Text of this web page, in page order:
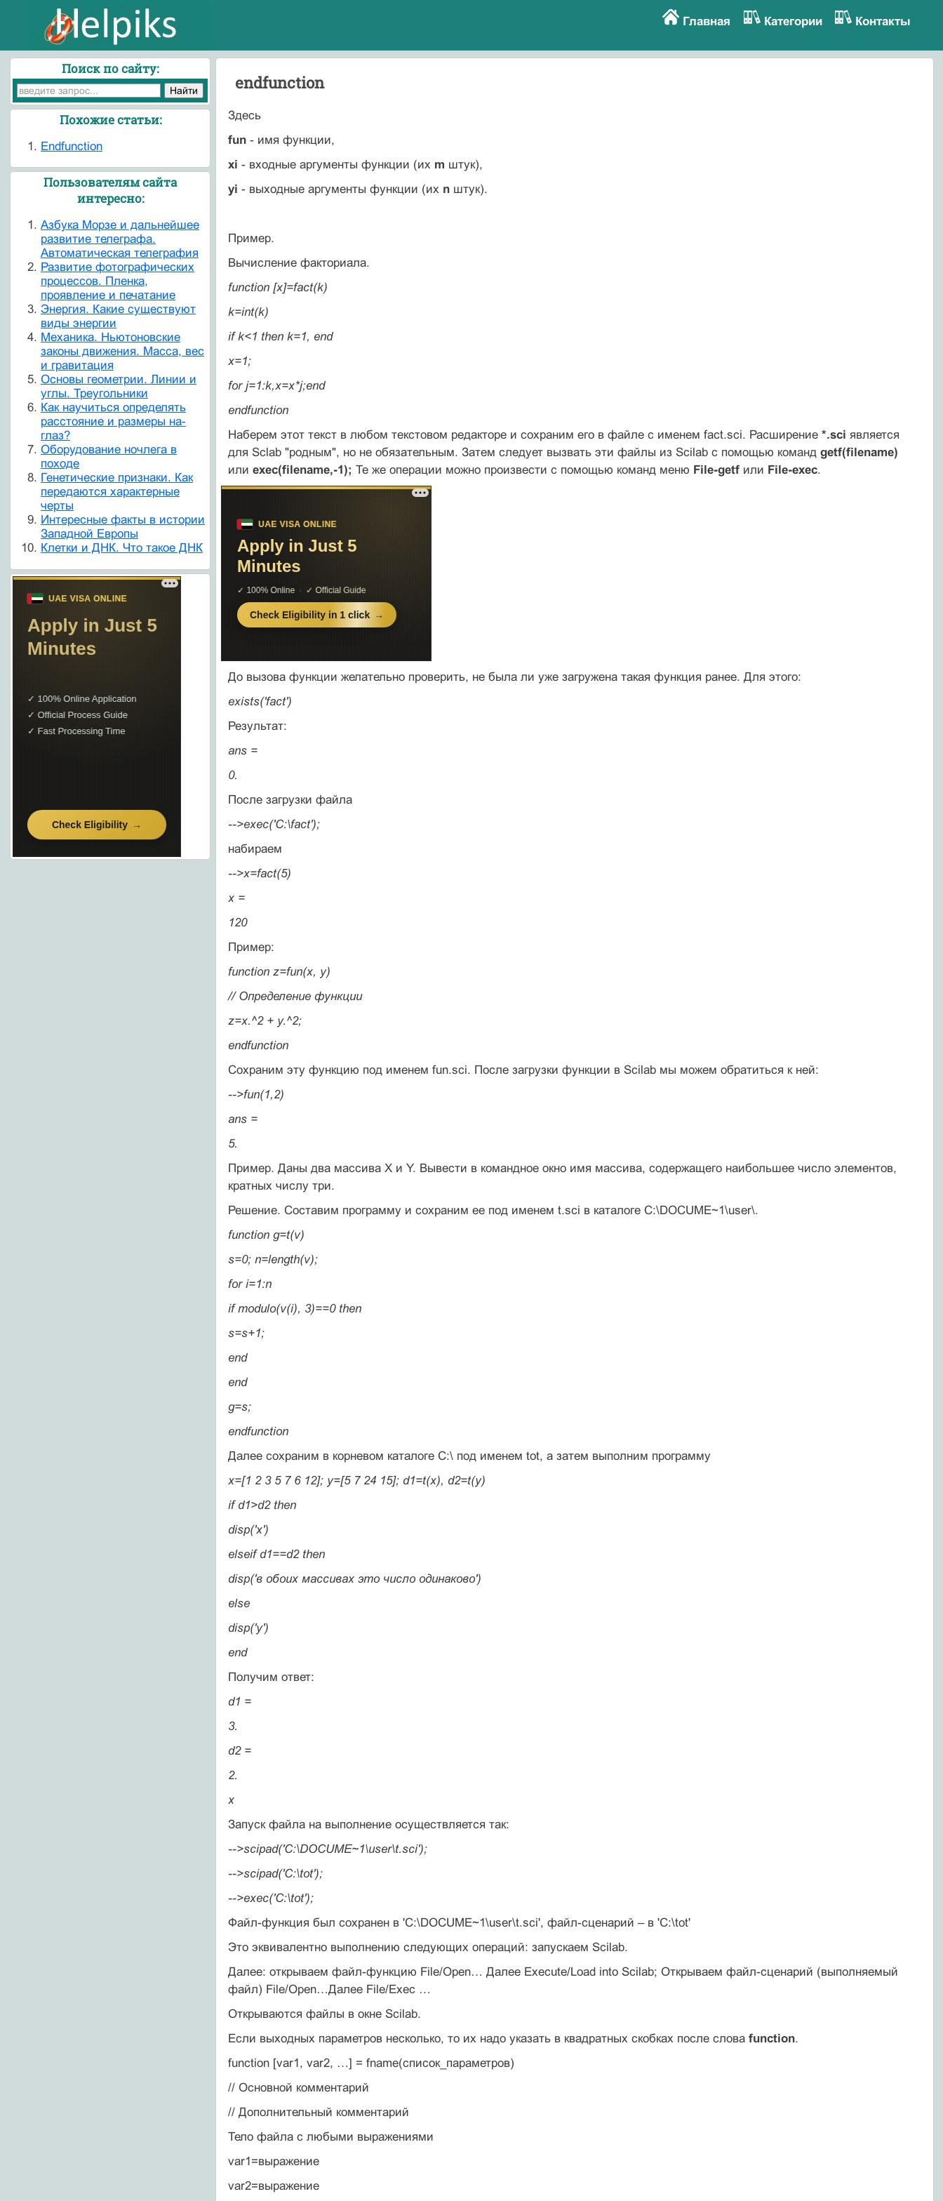
Главная Категории Контакты
endfunction
Здесь
fun- имя функции,
xi - входные аргументы функции (их m штук),
yi - выходные аргументы функции (их nштук).
Пример.
Вычисление факториала.
function [x]=fact(k)
k=int(k)
if k<1 then k=1, end
x=1;
for j=1:k,x=x*j;end
endfunction
Наберем этот текст в любом текстовом редакторе и сохраним его в файле с именем fact.sci. Расширение *.sci является
для Sclab "родным", но не обязательным. Затем следует вызвать эти файлы из Scilab c помощью команд getf(filename)
или exec(filename,-1); Те же операции можно произвести с помощью команд меню File-getfили File-exec.
До вызова функции желательно проверить, не была ли уже загружена такая функция ранее. Для этого:
exists('fact')
Результат:
ans =
0.
После загрузки файла
-->exec('C:\fact');
набираем
-->x=fact(5)
x =
120
Пример:
function z=fun(x, y)
// Определение функции
z=x.^2 + y.^2;
endfunction
Сохраним эту функцию под именем fun.sci. После загрузки функции в Scilab мы можем обратиться к ней:
-->fun(1,2)
ans =
5.
Пример. Даны два массива X и Y. Вывести в командное окно имя массива, содержащего наибольшее число элементов,
кратных числу три.
Решение. Составим программу и сохраним ее под именем t.sci в каталоге C:\DOCUME~1\user\.
function g=t(v)
s=0; n=length(v);
for i=1:n
if modulo(v(i), 3)==0 then
s=s+1;
end
end
g=s;
endfunction
Далее сохраним в корневом каталоге C:\ под именем tot, а затем выполним программу
x=[1 2 3 5 7 6 12]; y=[5 7 24 15]; d1=t(x), d2=t(y)
if d1>d2 then
disp('x')
elseif d1==d2 then
disp('в обоих массивах это число одинаково')
else
disp('y')
end
Получим ответ:
d1 =
3.
d2 =
2.
x
Запуск файла на выполнение осуществляется так:
-->scipad('C:\DOCUME~1\user\t.sci');
-->scipad('C:\tot');
-->exec('C:\tot');
Файл-функция был сохранен в 'C:\DOCUME~1\user\t.sci', файл-сценарий – в 'C:\tot'
Это эквивалентно выполнению следующих операций: запускаем Scilab.
Далее: открываем файл-функцию File/Open… Далее Execute/Load into Scilab; Открываем файл-сценарий (выполняемый
файл) File/Open…Далее File/Exec …
Открываются файлы в окне Scilab.
Если выходных параметров несколько, то их надо указать в квадратных скобках после слова function.
function [var1, var2, …] = fname(список_параметров)
// Основной комментарий
// Дополнительный комментарий
Тело файла с любыми выражениями
var1=выражение
var2=выражение
Поиск по сайту:
Похожие статьи:
Endfunction
Пользователям сайта
интересно:
Азбука Морзе и дальнейшее
развитие телеграфа.
Автоматическая телеграфия
Развитие фотографических
процессов. Пленка,
проявление и печатание
Энергия. Какие существуют
виды энергии
Механика. Ньютоновские
законы движения. Масса, вес
и гравитация
Основы геометрии. Линии и
углы. Треугольники
Как научиться определять
расстояние и размеры на-
глаз?
Оборудование ночлега в
походе
Генетические признаки. Как
передаются характерные
черты
Интересные факты в истории
Западной Европы
Клетки и ДНК. Что такое ДНК